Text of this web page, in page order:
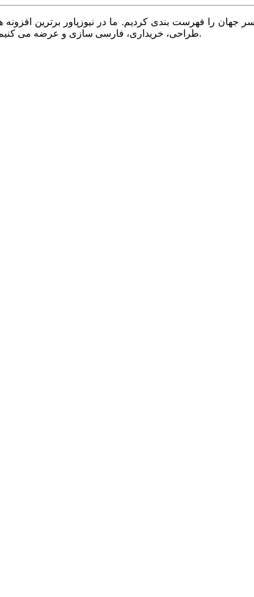
را فهرست بندی کردیم. ما در نیوزپاور برترین افزونه
طراحی، خریداری، فارسی سازی و عرضه می کنیم. با نیوزپاور همیشه وب سایت خود را بروز و پویا نگه دارید.